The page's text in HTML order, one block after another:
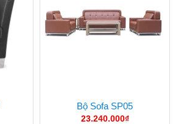
Bộ Sofa SP05
23.240.000₫